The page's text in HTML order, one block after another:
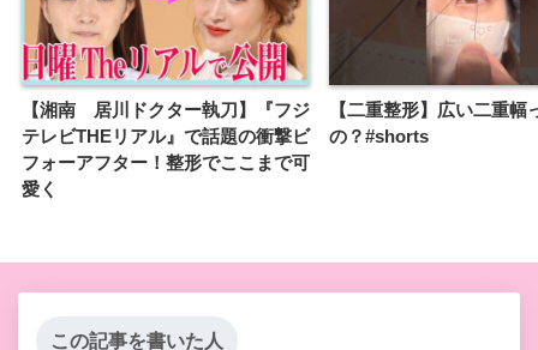
【湘南 居川ドクター執刀】『フジ
テレビTHEリアル』で話題の衝撃ビ
フォーアフター！整形でここまで可
愛く
【二重整形】広い二重幅
の？#shorts
この記事を書いた人